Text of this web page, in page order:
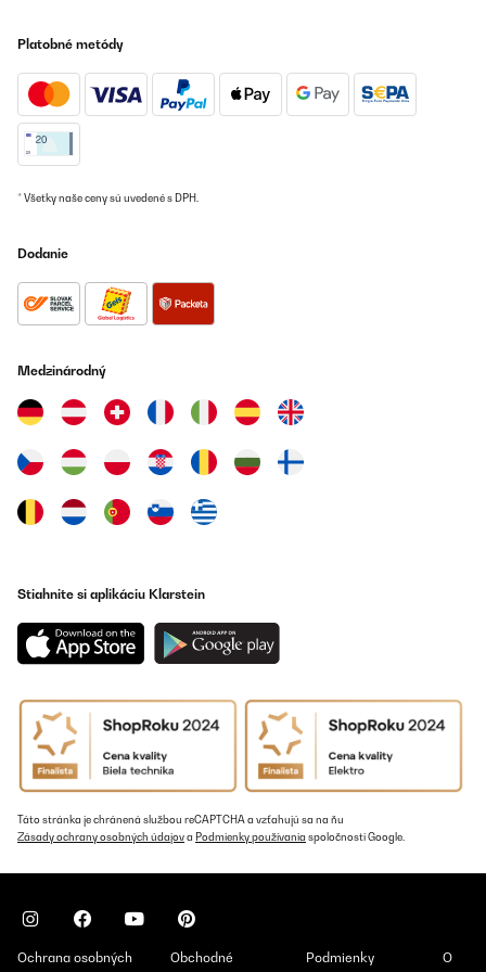
Amazon user
Preložiť
La forme m à plu. Je l ai acheté. Très bon produit mais attention
Utilisateur d'Amazon
Tolles, schickes Hochbeet. Leider ist innen eine superdünne
Plastikfolie, die mühsam entfernt werden muss. Das dauerte bei
Amazon-Benutzer
Platobné metódy
* Všetky naše ceny sú uvedené s DPH.
Dodanie
Medzinárodný
Stiahnite si aplikáciu Klarstein
Táto stránka je chránená službou reCAPTCHA a vzťahujú sa na ňu
Zásady ochrany osobných údajova Podmienky používania spoločnosti Google.
Ochrana osobných Obchodné Podmienky O